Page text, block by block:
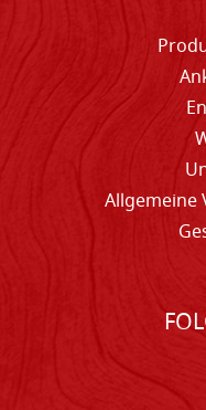
Allgemeine